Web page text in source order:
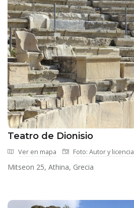
Teatro de Dionisio
Ver en mapa Foto: Autor y licencia
Mitseon 25, Athina, Grecia